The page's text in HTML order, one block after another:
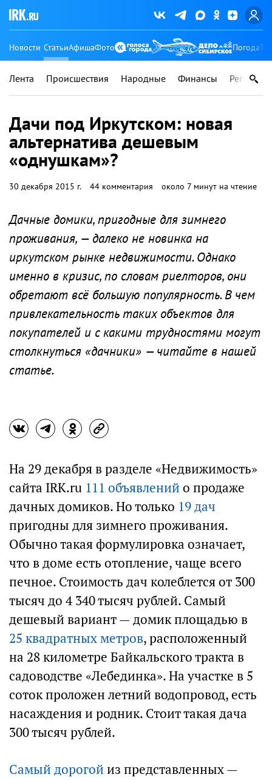
Новости СтатьиАфишаФото Погода
Лента Происшествия Народные Финансы Регионы
Дачи под Иркутском: новая
альтернатива дешевым
«однушкам»?
30 декабря 2015 г. 44 комментария около 7 минут на чтение
Дачные домики, пригодные для зимнего
проживания, — далеко не новинка на
иркутском рынке недвижимости. Однако
именно в кризис, по словам риелторов, они
обретают всё большую популярность. В чем
привлекательность таких объектов для
покупателей и с какими трудностями могут
столкнуться «дачники» — читайте в нашей
статье.
На 29 декабря в разделе «Недвижимость»
сайта IRK.ru 111 объявлений о продаже
дачных домиков. Но только 19 дач
пригодны для зимнего проживания.
Обычно такая формулировка означает,
что в доме есть отопление, чаще всего
печное. Стоимость дач колеблется от 300
тысяч до 4 340 тысяч рублей. Самый
дешевый вариант — домик площадью в
25 квадратных метров, расположенный
на 28 километре Байкальского тракта в
садоводстве «Лебединка». На участке в 5
соток проложен летний водопровод, есть
насаждения и родник. Стоит такая дача
300 тысяч рублей.
Самый дорогой из представленных —